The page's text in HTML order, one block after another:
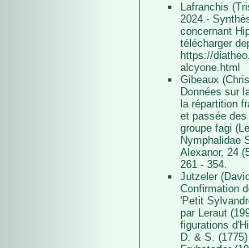
Lafranchis
2024.-
concernant
télécharger
https://
alcyone.html
Gibeaux
Données sur
la répartition
et passée
groupe fagi
Nymphalidae
Alexanor, 24
261 - 354.
Jutzeler
Confirmation
'Petit
par Leraut
figurations
D. & S.